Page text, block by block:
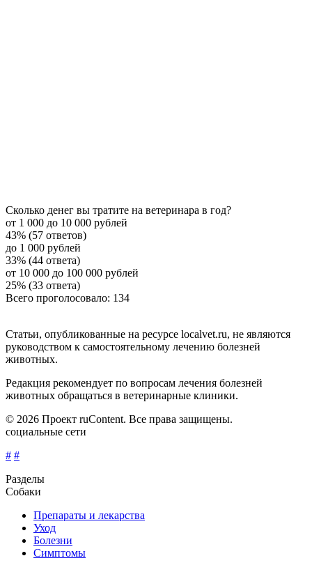
Сколько денег вы тратите на ветеринара в год?
от 1 000 до 10 000 рублей
43% (57 ответов)
до 1 000 рублей
33% (44 ответа)
от 10 000 до 100 000 рублей
25% (33 ответа)
Всего проголосовало: 134
Статьи, опубликованные на ресурсе localvet.ru, не являются
руководством к самостоятельному лечению болезней
животных.
Редакция рекомендует по вопросам лечения болезней
животных обращаться в ветеринарные клиники.
© 2026 Проект ruContent. Все права защищены.
социальные сети
# #
Разделы
Собаки
Препараты и лекарства
Уход
Болезни
Симптомы